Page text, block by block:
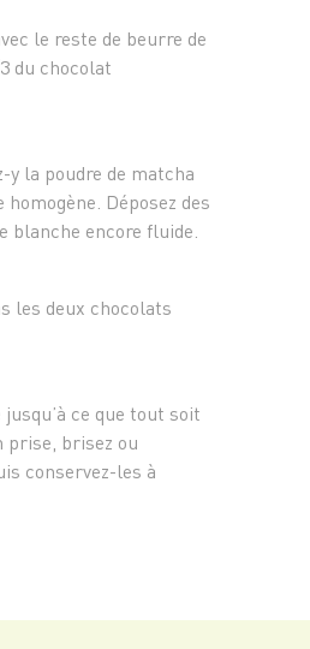
le reste de beurre de
du chocolat
la poudre de matcha
Déposez des
blanche encore fluide.
les deux chocolats
ce que tout soit
prise, brisez ou
conservez-les à